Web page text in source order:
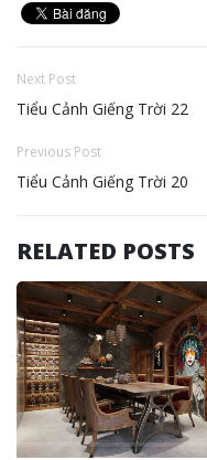
Next Post
Tiểu Cảnh Giếng Trời 22
Previous Post
Tiểu Cảnh Giếng Trời 20
RELATED POSTS